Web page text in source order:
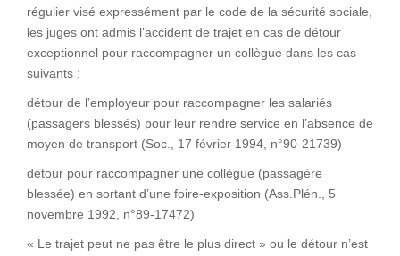
régulier visé expressément par le code de la sécurité sociale,
les juges ont admis l’accident de trajet en cas de détour
exceptionnel pour raccompagner un collègue dans les cas
suivants :
détour de l’employeur pour raccompagner les salariés
(passagers blessés) pour leur rendre service en l’absence de
moyen de transport (Soc., 17 février 1994, n°90-21739)
détour pour raccompagner une collègue (passagère
blessée) en sortant d’une foire-exposition (Ass.Plén., 5
novembre 1992, n°89-17472)
« Le trajet peut ne pas être le plus direct » ou le détour n’est